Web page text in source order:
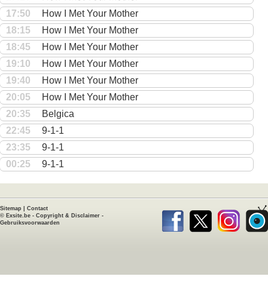
17:50
How I Met Your Mother
18:15
How I Met Your Mother
18:45
How I Met Your Mother
19:10
How I Met Your Mother
19:40
How I Met Your Mother
20:05
How I Met Your Mother
20:35
Belgica
22:45
9-1-1
23:35
9-1-1
00:25
9-1-1
Sitemap
Contact
© Exsite.be - Copyright & Disclaimer -
Gebruiksvoorwaarden